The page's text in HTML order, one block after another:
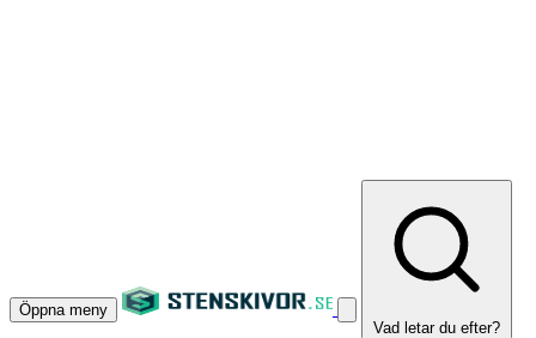
Öppna meny
Vad letar du efter?